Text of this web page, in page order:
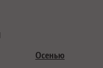
Осенью